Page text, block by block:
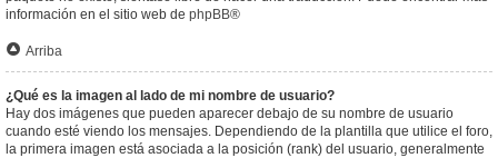
información en el sitio web de phpBB®
Arriba
¿Qué es la imagen al lado de mi nombre de usuario?
Hay dos imágenes que pueden aparecer debajo de su nombre de usuario
cuando esté viendo los mensajes. Dependiendo de la plantilla que utilice el foro,
la primera imagen está asociada a la posición (rank) del usuario, generalmente